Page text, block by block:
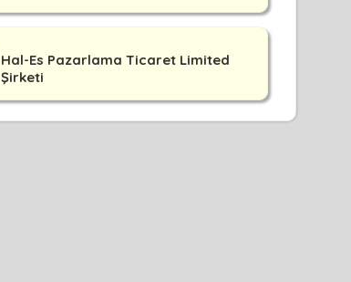
Hal-Es Pazarlama Ticaret Limited
Şirketi